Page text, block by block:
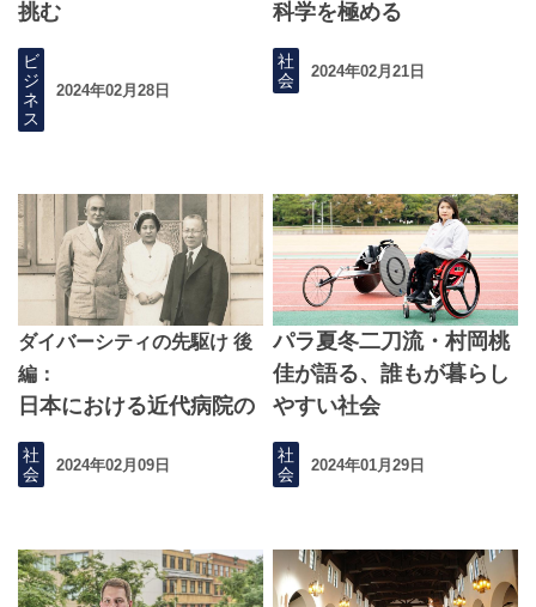
挑む
ビ
ジ
ネ
ス
2024年02月28日
科学を極める
社
会
2024年02月21日
ダイバーシティの先駆け 後
編：
日本における近代病院の
礎となった築地
社
会
2024年02月09日
パラ夏冬二刀流・村岡桃
佳が語る、誰もが暮らし
やすい社会
社
会
2024年01月29日